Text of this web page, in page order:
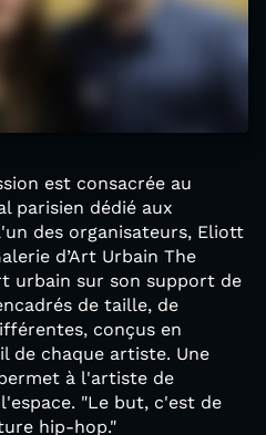
est consacrée au
parisien dédié aux
des organisateurs, Eliott
d’Art Urbain The
urbain sur son support de
de taille, de
conçus en
de chaque artiste. Une
à l'artiste de
"Le but, c'est de
hip-hop."